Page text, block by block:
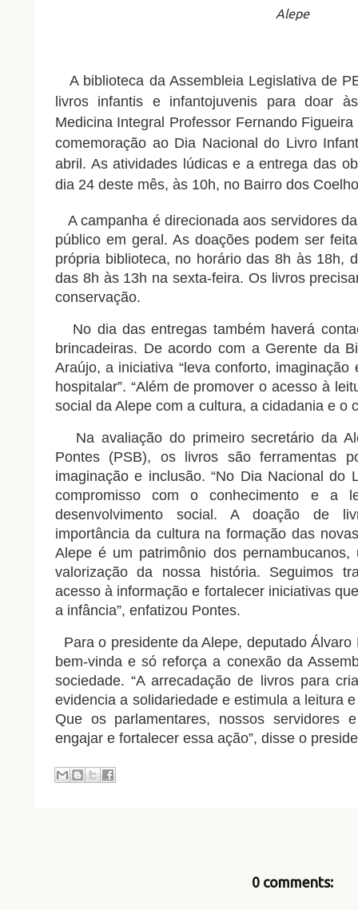
Alepe
A biblioteca da Assembleia Legislativa de
livros infantis e infantojuvenis para doar
Medicina Integral Professor Fernando
comemoração ao Dia Nacional do Livro
abril. As atividades lúdicas e a entrega das
dia 24 deste mês, às 10h, no Bairro dos
A campanha é direcionada aos servidores
público em geral. As doações podem ser
própria biblioteca, no horário das 8h às 18h,
das 8h às 13h na sexta-feira. Os livros
conservação.
No dia das entregas também haverá
brincadeiras. De acordo com a Gerente da
Araújo, a iniciativa “leva conforto,
hospitalar”. “Além de promover o acesso à
social da Alepe com a cultura, a cidadania e o
Na avaliação do primeiro secretário da
Pontes (PSB), os livros são ferramentas
imaginação e inclusão. “No Dia Nacional do
compromisso com o conhecimento e a
desenvolvimento social. A doação de
importância da cultura na formação das
Alepe é um patrimônio dos
valorização da nossa história. Seguimos
acesso à informação e fortalecer iniciativas
a infância”, enfatizou Pontes.
Para o presidente da Alepe, deputado
bem-vinda e só reforça a conexão da
sociedade. “A arrecadação de livros para
evidencia a solidariedade e estimula a leitura
Que os parlamentares, nossos servidores
engajar e fortalecer essa ação”, disse o
0 comments: